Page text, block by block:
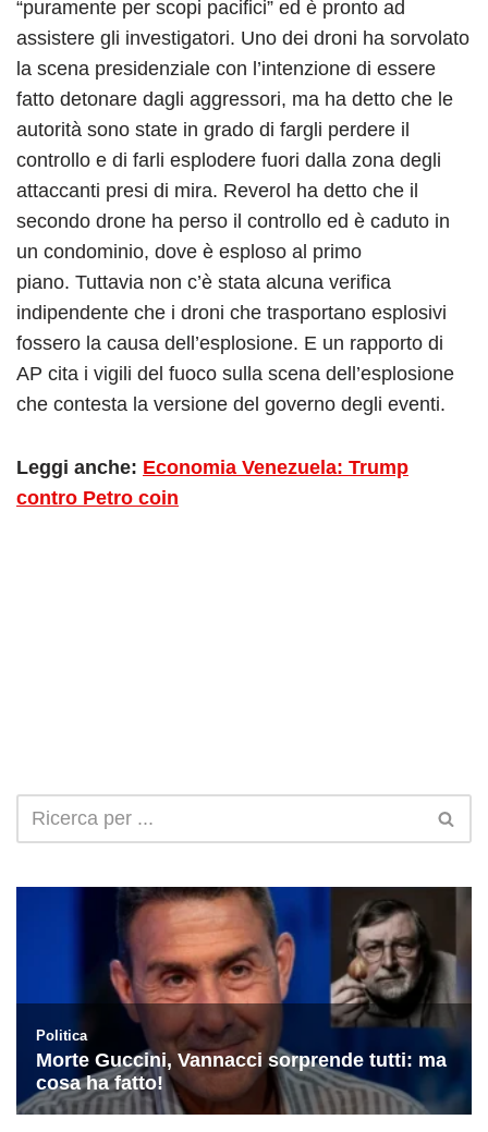
“puramente per scopi pacifici” ed è pronto ad
assistere gli investigatori. Uno dei droni ha sorvolato
la scena presidenziale con l’intenzione di essere
fatto detonare dagli aggressori, ma ha detto che le
autorità sono state in grado di fargli perdere il
controllo e di farli esplodere fuori dalla zona degli
attaccanti presi di mira. Reverol ha detto che il
secondo drone ha perso il controllo ed è caduto in
un condominio, dove è esploso al primo
piano. Tuttavia non c’è stata alcuna verifica
indipendente che i droni che trasportano esplosivi
fossero la causa dell’esplosione. E un rapporto di
AP cita i vigili del fuoco sulla scena dell’esplosione
che contesta la versione del governo degli eventi.
Leggi anche: Economia Venezuela: Trump
contro Petro coin